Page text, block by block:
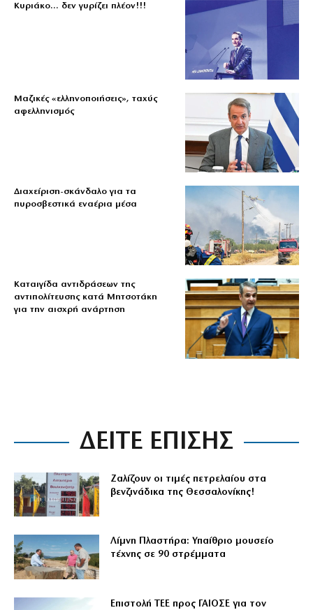
Κυριάκο… δεν γυρίζει πλέον!!!
Μαζικές «ελληνοποιήσεις», ταχύς
αφελληνισμός
Διαχείριση-σκάνδαλο για τα
πυροσβεστικά εναέρια μέσα
Καταιγίδα αντιδράσεων της
αντιπολίτευσης κατά Μητσοτάκη
για την αισχρή ανάρτηση
ΔΕΙΤΕ ΕΠΙΣΗΣ
Ζαλίζουν οι τιμές πετρελαίου στα
βενζινάδικα της Θεσσαλονίκης!
Λίμνη Πλαστήρα: Υπαίθριο μουσείο
τέχνης σε 90 στρέμματα
Επιστολή ΤΕΕ προς ΓΑΙΟΣΕ για τον